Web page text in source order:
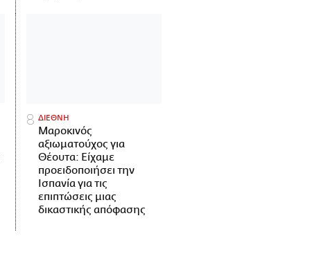
ΔΙΕΘΝΗ
Μαροκινός
αξιωματούχος για
Θέουτα: Είχαμε
προειδοποιήσει την
Ισπανία για τις
επιπτώσεις μιας
δικαστικής απόφασης